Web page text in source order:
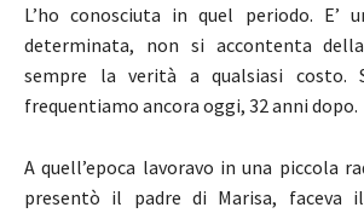
L’ho conosciuta in quel periodo. E’
determinata, non si accontenta
sempre la verità a qualsiasi costo.
frequentiamo ancora oggi, 32 anni dopo.
A quell’epoca lavoravo in una piccola
presentò il padre di Marisa,